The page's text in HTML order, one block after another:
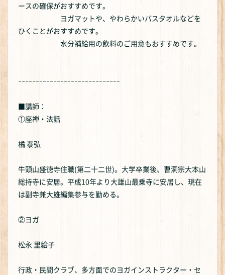
ースの確保がおすすめです。
ヨガマットや、やわらかいバスタオルなどを
ひくことがおすすめです。
水分補給用の飲料のご用意もおすすめです。
ｰｰｰｰｰｰｰｰｰｰｰｰｰｰｰｰｰｰｰｰｰｰｰｰｰｰｰｰｰ
■講師：
①座禅・法話
橘 泰弘
牛頭山盛徳寺住職(第二十二世)。大学卒業後、曹洞宗大本山
総持寺に安居。平成10年より大雄山最乗寺に安居し、現在
は副寺兼大雄編集参与を勤める。
②ヨガ
松永 里絵子
行政・民間クラブ、多方面でのヨガインストラクター・セ